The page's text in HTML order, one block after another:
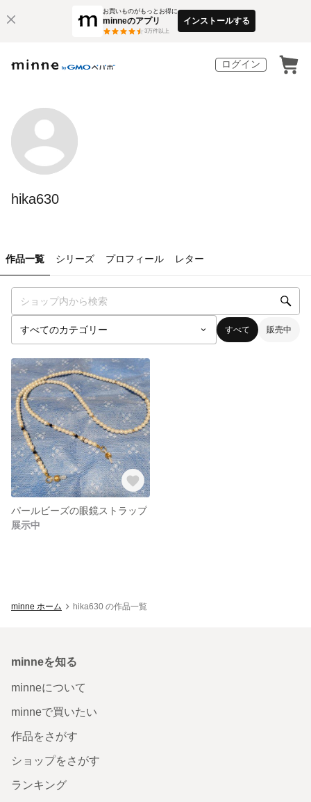
お買いものがもっとお得に
minneのアプリ
3万件以上
インストールする
ログイン
hika630
作品一覧 シリーズ プロフィール レター
すべて 販売中
パールビーズの眼鏡ストラップ
展示中
minne ホーム hika630 の作品一覧
minneを知る
minneについて
minneで買いたい
作品をさがす
ショップをさがす
ランキング